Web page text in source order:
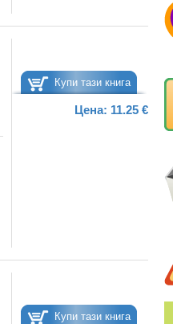
Купи тази книга
Цена: 11.25 €
Купи тази книга